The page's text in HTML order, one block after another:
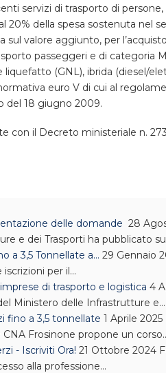
servizi di trasporto di
20% della spesa sostenuta nel
sul valore aggiunto, per
passeggeri e di categoria
(GNL), ibrida (diesel/
euro V di cui al
del 18 giugno 2009.
con il Decreto ministeriale n.
delle domande 28
e dei Trasporti ha pubblicato
a 3,5 Tonnellate a… 29 Gennaio
iscrizioni per il…
di trasporto e logistica 4
Ministero delle Infrastrutture e…
fino a 3,5 tonnellate 1 Aprile 2025
Frosinone propone un
- Iscriviti Ora! 21 Ottobre 2024
alla professione…